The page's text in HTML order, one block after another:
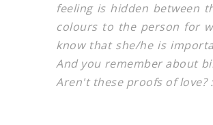
feeling is hidden between
colours to the person for
know that she/he is
And you remember about
Aren't these proofs of love?